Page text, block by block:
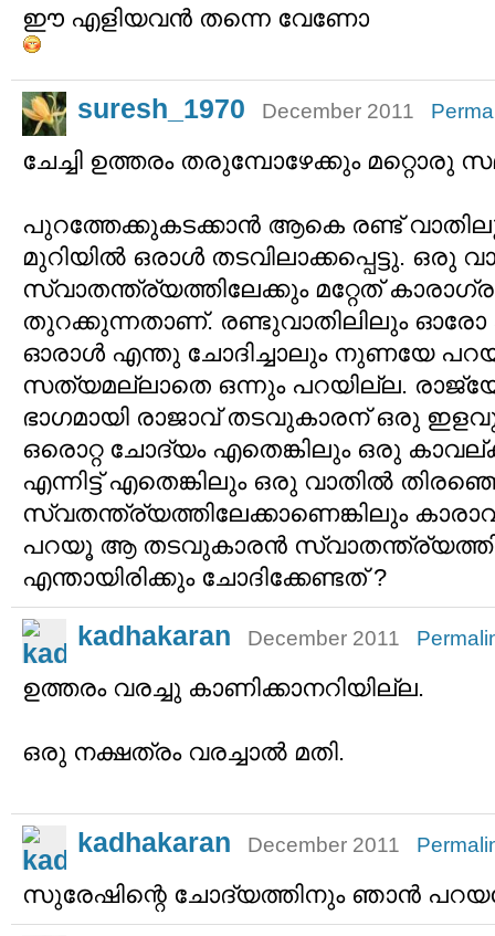
ഈ എളിയവന്‍ തന്നെ വേണോ
suresh_1970 December 2011
ചേച്ചി ഉത്തരം തരുമ്പോഴേക്കും മറ്റൊരു
പുറത്തേക്കുകടക്കാന്‍ ആകെ രണ്ട്
മുറിയില്‍ ഒരാള്‍ തടവിലാക്കപ്പെട്ടു. ഒരു
സ്വാതന്ത്ര്യത്തിലേക്കും മറ്റേത്
തുറക്കുന്നതാണ്. രണ്ടുവാതിലിലും ഓരോ
ഓരാള്‍ എന്തു ചോദിച്ചാലും നുണയേ
സത്യമല്ലാതെ ഒന്നും പറയില്ല.
ഭാഗമായി രാജാവ് തടവുകാരന് ഒരു
ഒരൊറ്റ ചോദ്യം എതെങ്കിലും ഒരു
എന്നിട്ട് എതെങ്കിലും ഒരു വാതില്‍
സ്വതന്ത്ര്യത്തിലേക്കാണെങ്കിലും
പറയൂ ആ തടവുകാരന്‍
എന്തായിരിക്കും ചോദിക്കേണ്ടത് ?
kadhakaran December 2011
ഉത്തരം വരച്ചു കാണിക്കാനറിയില്ല.
ഒരു നക്ഷത്രം വരച്ചാല്‍ മതി.
kadhakaran December 2011
സുരേഷിന്റെ ചോദ്യത്തിനും ഞാന്‍